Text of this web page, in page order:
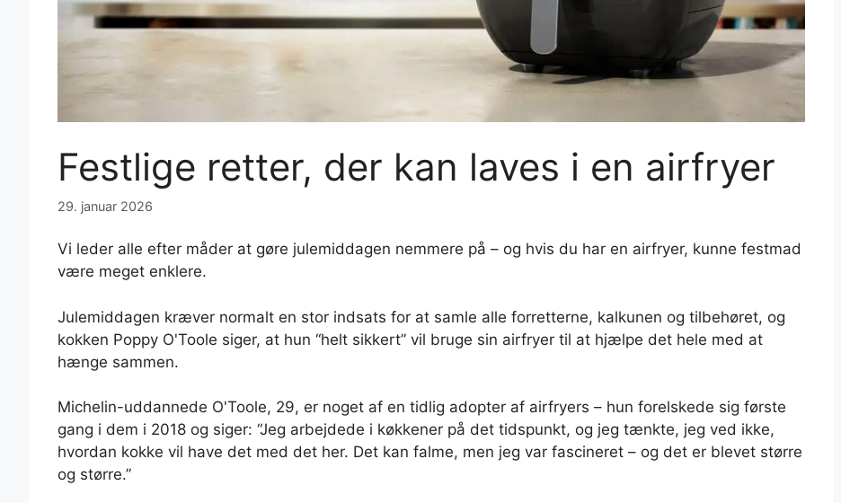
Festlige retter, der kan laves i en airfryer
29. januar 2026
Vi leder alle efter måder at gøre julemiddagen nemmere på – og hvis du har en airfryer, kunne festmad
være meget enklere.
Julemiddagen kræver normalt en stor indsats for at samle alle forretterne, kalkunen og tilbehøret, og
kokken Poppy O'Toole siger, at hun “helt sikkert” vil bruge sin airfryer til at hjælpe det hele med at
hænge sammen.
Michelin-uddannede O'Toole, 29, er noget af en tidlig adopter af airfryers – hun forelskede sig første
gang i dem i 2018 og siger: “Jeg arbejdede i køkkener på det tidspunkt, og jeg tænkte, jeg ved ikke,
hvordan kokke vil have det med det her. Det kan falme, men jeg var fascineret – og det er blevet større
og større.”